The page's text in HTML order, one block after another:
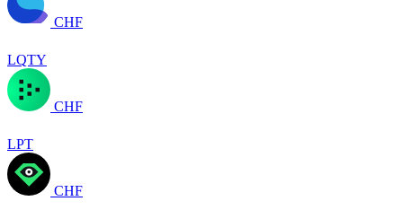
CHF
LQTY
CHF
LPT
CHF